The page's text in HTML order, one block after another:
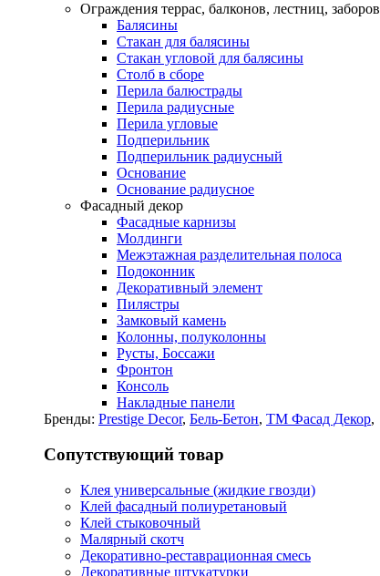
Oграждения террас, балконов, лестниц, заборов
Балясины
Стакан для балясины
Стакан угловой для балясины
Столб в сборе
Перила балюстрады
Перила радиусные
Перила угловые
Подперильник
Подперильник радиусный
Основание
Основание радиусное
Фасадный декор
Фасадные карнизы
Молдинги
Межэтажная разделительная полоса
Подоконник
Декоративный элемент
Пилястры
Замковый камень
Колонны, полуколонны
Русты, Боссажи
Фронтон
Консоль
Накладные панели
Бренды: Prestige Decor, Бель-Бетон, ТМ Фасад Декор,
Сопутствующий товар
Клея универсальные (жидкие гвозди)
Клей фасадный полиуретановый
Клей стыковочный
Малярный скотч
Декоративно-реставрационная смесь
Декоративные штукатурки